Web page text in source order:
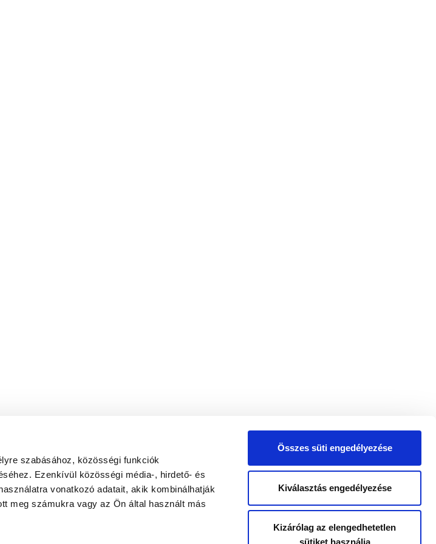
szabásához, közösségi funkciók
Ezenkívül közösségi média-, hirdető- és
vonatkozó adatait, akik kombinálhatják
meg számukra vagy az Ön által használt más
Összes süti engedélyezése
Kiválasztás engedélyezése
Kizárólag az elengedhetetlen
sütiket használja